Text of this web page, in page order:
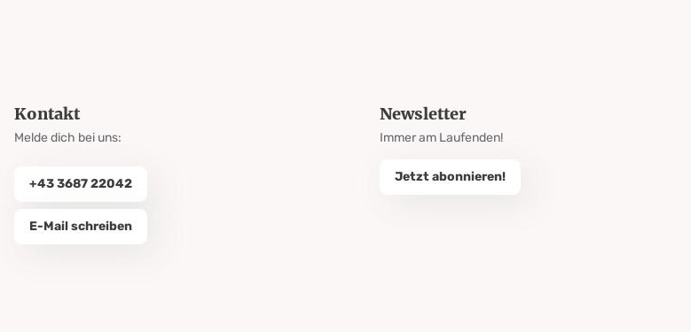
Kontakt
Melde dich bei uns:
+43 3687 22042
E-Mail schreiben
Newsletter
Immer am Laufenden!
Jetzt abonnieren!